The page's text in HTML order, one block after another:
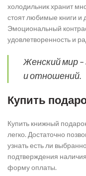
холодильник хранит
стоят любимые книги
Эмоциональный
удовлетворенность и
Женский мир –
и отношений.
Купить
Купить книжный
легко. Достаточно
узнать есть ли
подтверждения
форму оплаты.